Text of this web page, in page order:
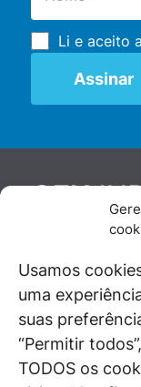
Usamos
uma
suas
“Permitir
TODOS os
Li e aceito a
GEN
De maneira
juristas e
diante de
universo jurídico.